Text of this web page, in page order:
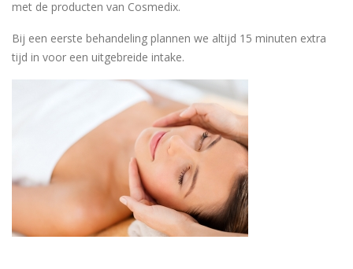
met de producten van Cosmedix.
Bij een eerste behandeling plannen we altijd 15 minuten extra
tijd in voor een uitgebreide intake.